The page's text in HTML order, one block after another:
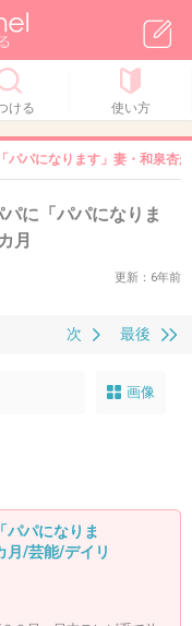
ける 使い方
パパになります」妻・和泉杏
に「パパになりま
月
更新：6年前
最後
次
画像
パパになりま
月/芸能/デイリ